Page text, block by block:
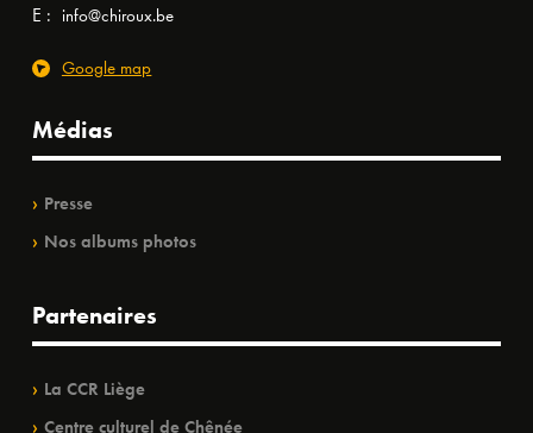
E : info@chiroux.be
Google map
Médias
Presse
Nos albums photos
Partenaires
La CCR Liège
Centre culturel de Chênée